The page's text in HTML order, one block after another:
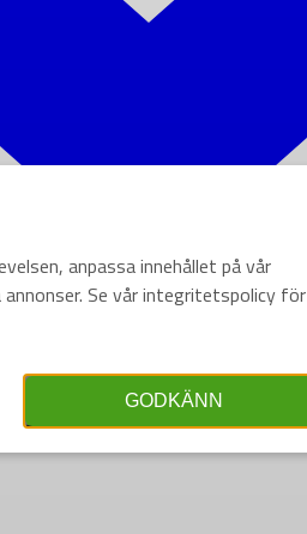
anpassa innehållet på vår
Se vår integritetspolicy för
GODKÄNN